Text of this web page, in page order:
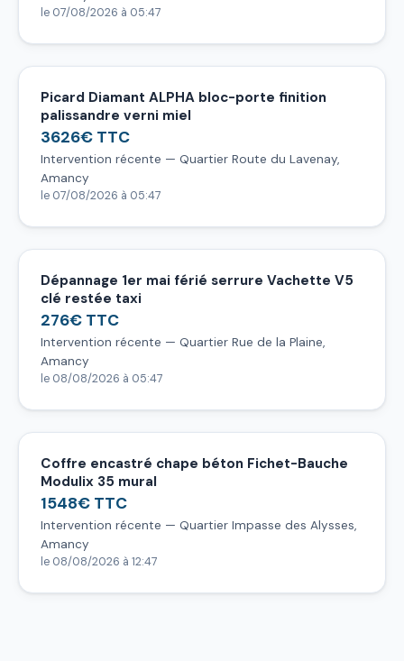
le 07/08/2026 à 05:47
Picard Diamant ALPHA bloc-porte finition
palissandre verni miel
3626€ TTC
Intervention récente — Quartier Route du Lavenay,
Amancy
le 07/08/2026 à 05:47
Dépannage 1er mai férié serrure Vachette V5
clé restée taxi
276€ TTC
Intervention récente — Quartier Rue de la Plaine,
Amancy
le 08/08/2026 à 05:47
Coffre encastré chape béton Fichet-Bauche
Modulix 35 mural
1548€ TTC
Intervention récente — Quartier Impasse des Alysses,
Amancy
le 08/08/2026 à 12:47